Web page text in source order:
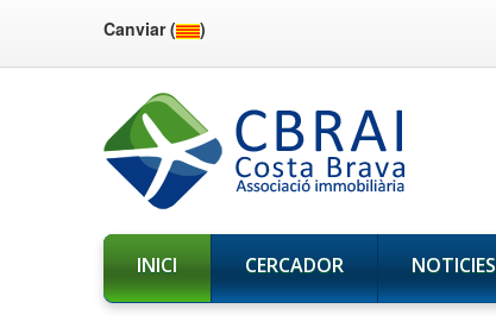
Canviar ( )
INICI CERCADOR NOTICIES